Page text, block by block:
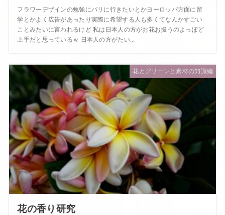
フラワーデザインの勉強にパリに行きたいとかヨーロッパ方面に留
学とかよく広告があったり実際に希望する人も多くてなんかすごい
ことみたいに言われるけど 私は日本人の方がお花お扱うのよっぽど
上手だと思っているｗ 日本人の方がたい...
花とグリーンと素材の知識編
花の香り研究